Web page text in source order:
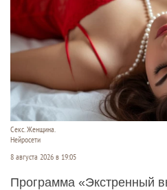
Секс. Женщина.
Нейросети
8 августа 2026 в 19:05
Программа «Экстренный